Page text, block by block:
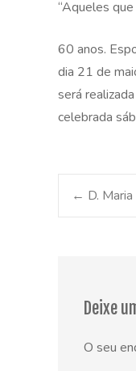
“Aqueles
60 anos.
dia 21 de
será
celebrada
Post
← D.
Deixe
O seu